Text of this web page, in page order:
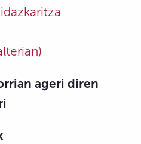
ageri diren